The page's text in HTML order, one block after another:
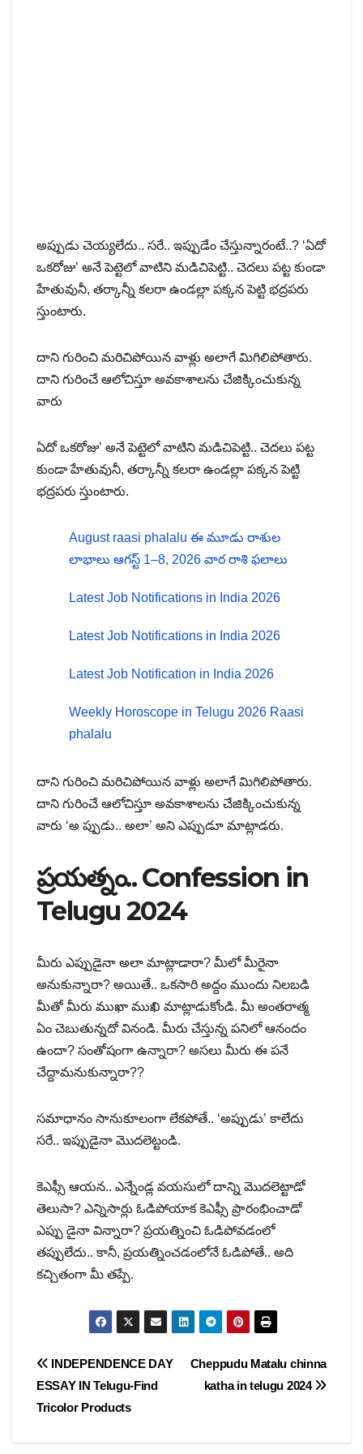
అప్పుడు చెయ్యలేదు.. సరే.. ఇప్పుడేం చేస్తున్నారంటే..? ‘ఏదో
ఒకరోజు’ అనే పెట్టెలో వాటిని మడిచిపెట్టి.. చెదలు పట్ట కుండా
హేతువునీ, తర్కాన్నీ కలరా ఉండల్లా పక్కన పెట్టి భద్రపరు
స్తుంటారు.
దాని గురించి మరిచిపోయిన వాళ్లు అలాగే మిగిలిపోతారు.
దాని గురించే ఆలోచిస్తూ అవకాశాలను చేజిక్కించుకున్న
వారు
ఏదో ఒకరోజు’ అనే పెట్టెలో వాటిని మడిచిపెట్టి.. చెదలు పట్ట
కుండా హేతువునీ, తర్కాన్నీ కలరా ఉండల్లా పక్కన పెట్టి
భద్రపరు స్తుంటారు.
August raasi phalalu ఈ మూడు రాశుల
లాభాలు ఆగస్ట్ 1–8, 2026 వార రాశి ఫలాలు
Latest Job Notifications in India 2026
Latest Job Notifications in India 2026
Latest Job Notification in India 2026
Weekly Horoscope in Telugu 2026 Raasi
phalalu
దాని గురించి మరిచిపోయిన వాళ్లు అలాగే మిగిలిపోతారు.
దాని గురించే ఆలోచిస్తూ అవకాశాలను చేజిక్కించుకున్న
వారు ‘అ ప్పుడు.. అలా’ అని ఎప్పుడూ మాట్లాడరు.
ప్రయత్నం.. Confession in
Telugu 2024
మీరు ఎప్పుడైనా అలా మాట్లాడారా? మీలో మీరైనా
అనుకున్నారా? అయితే.. ఒకసారి అద్దం ముందు నిలబడి
మీతో మీరు ముఖా ముఖి మాట్లాడుకోండి. మీ అంతరాత్మ
ఏం చెబుతున్నదో వినండి. మీరు చేస్తున్న పనిలో ఆనందం
ఉందా? సంతోషంగా ఉన్నారా? అసలు మీరు ఈ పనే
చేద్దామనుకున్నారా??
సమాధానం సానుకూలంగా లేకపోతే.. ‘అప్పుడు’ కాలేదు
సరే.. ఇప్పుడైనా మొదలెట్టండి.
కెఎఫ్సీ ఆయన.. ఎన్నేండ్ల వయసులో దాన్ని మొదలెట్టాడో
తెలుసా? ఎన్నిసార్లు ఓడిపోయాక కెఎఫ్సీ ప్రారంభించాడో
ఎప్పు డైనా విన్నారా? ప్రయత్నించి ఓడిపోవడంలో
తప్పులేదు.. కానీ, ప్రయత్నించడంలోనే ఓడిపోతే.. అది
కచ్చితంగా మీ తప్పే.
Post
navigation
Cheppudu Matalu chinna
katha in telugu 2024
INDEPENDENCE DAY
ESSAY IN Telugu-Find
Tricolor Products